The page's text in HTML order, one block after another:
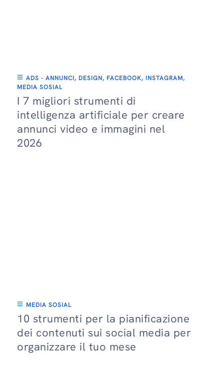
ADS - ANNUNCI, DESIGN, FACEBOOK, INSTAGRAM,
MEDIA SOSIAL
I 7 migliori strumenti di
intelligenza artificiale per creare
annunci video e immagini nel
2026
MEDIA SOSIAL
10 strumenti per la pianificazione
dei contenuti sui social media per
organizzare il tuo mese